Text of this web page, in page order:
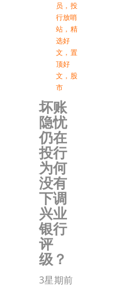
员 ， 投
行放哨
站 ， 精
选好
文 ， 置
顶好
文 ， 股
市
坏账
隐忧
仍在
投行
为何
没有
下调
兴业
银行
评
级？
3星期前